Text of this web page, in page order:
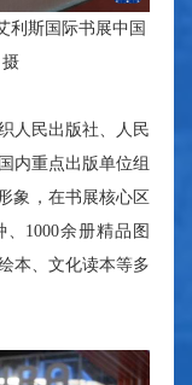
利斯国际书展中国
人民出版社、人民
内重点出版单位组
象，在书展核心区
1000余册精品图
本、文化读本等多